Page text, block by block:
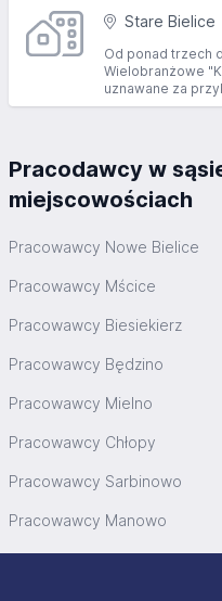
Stare Bielice
Od ponad trzech
Wielobranżowe
uznawane za
Pracodawcy w
miejscowościach
Pracowawcy Nowe Bielice
Pracowawcy Mścice
Pracowawcy Biesiekierz
Pracowawcy Będzino
Pracowawcy Mielno
Pracowawcy Chłopy
Pracowawcy Sarbinowo
Pracowawcy Manowo